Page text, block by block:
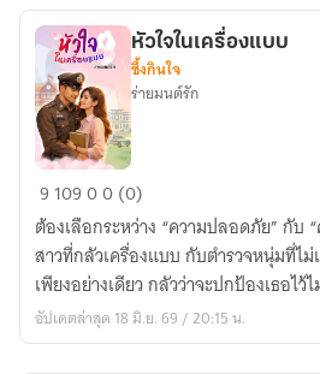
ตัว
ร้าย
กับ
พัน
ตรี
หนุ่ม
ยอด
รัก
หัวใจ
ใน
เครื่อง
แบบ
หัวใจในเครื่องแบบ
ซึ้งกินใจ
ร่ายมนต์รัก
9 10900 (0)
ต้องเลือกระหว่าง “ความปลอดภัย” กับ
สาวที่กลัวเครื่องแบบ กับตำรวจหนุ่มที่ไม่
เพียงอย่างเดียว กลัวว่าจะปกป้องเธอไว้
อัปเดตล่าสุด 18 มิ.ย. 69 / 20:15 น.